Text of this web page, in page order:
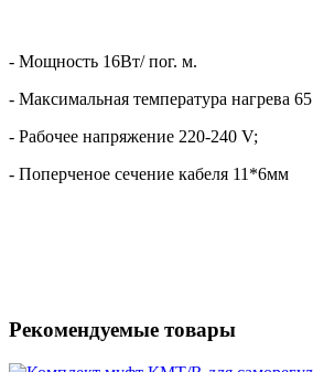
- Мощность 16Вт/ пог. м.
- Максимальная температура нагрева 65
- Рабочее напряжение 220-240 V;
- Поперченое сечение кабеля 11*6мм
Рекомендуемые товары